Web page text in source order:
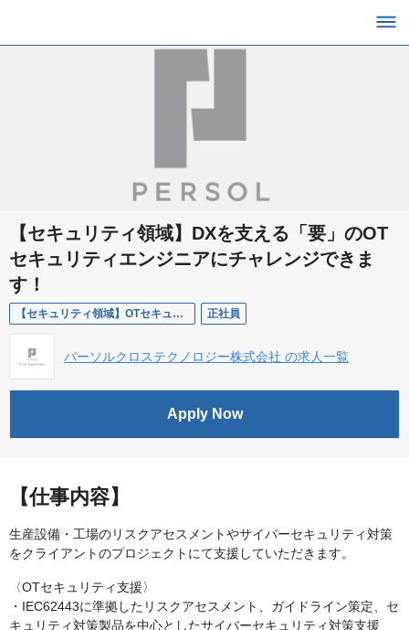
【セキュリティ領域】DXを支える「要」のOT
セキュリティエンジニアにチャレンジできま
す！
【セキュリティ領域】OTセキュリティ 正社員
パーソルクロステクノロジー株式会社 の求人一覧
Apply Now
【仕事内容】
生産設備・工場のリスクアセスメントやサイバーセキュリティ対策
をクライアントのプロジェクトにて支援していただきます。
〈OTセキュリティ支援〉
・IEC62443に準拠したリスクアセスメント、ガイドライン策定、セ
キュリティ対策製品を中心としたサイバーセキュリティ対策支援